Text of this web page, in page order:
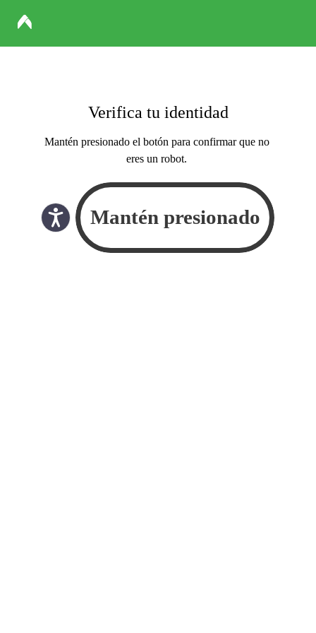
Verifica tu identidad
Mantén presionado el botón para confirmar que no
eres un robot.